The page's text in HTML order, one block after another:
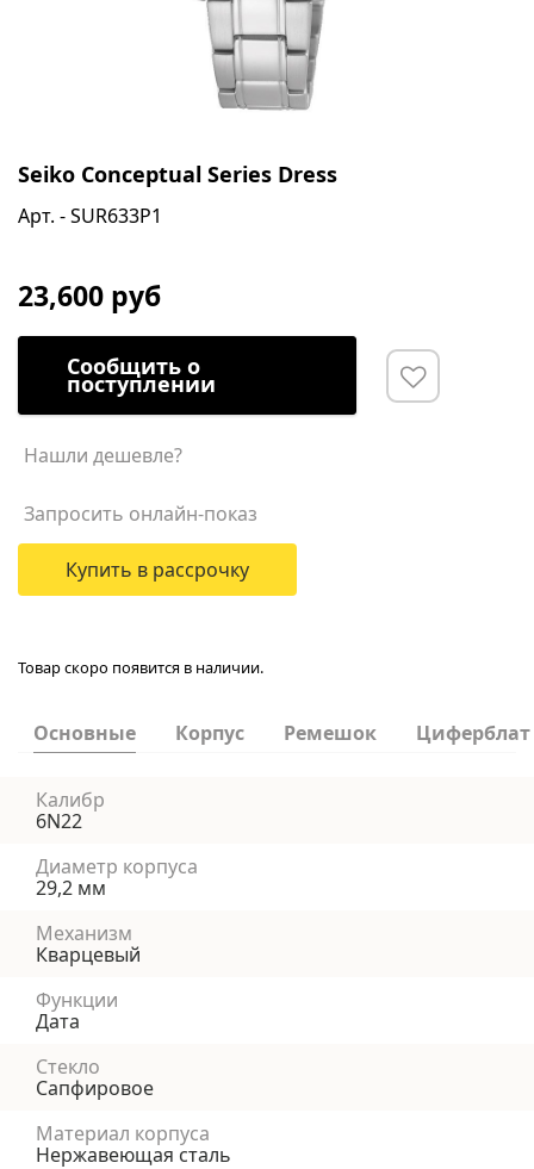
Seiko Conceptual Series Dress
Арт. - SUR633P1
23,600 руб
Сообщить о
поступлении
Нашли дешевле?
Запросить онлайн-показ
Купить в рассрочку
Товар скоро появится в наличии.
Основные Корпус Ремешок Циферблат
Калибр
6N22
Диаметр корпуса
29,2 мм
Механизм
Кварцевый
Функции
Дата
Стекло
Сапфировое
Материал корпуса
Нержавеющая сталь